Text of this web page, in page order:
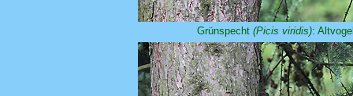
Grünspecht (Picis viridis):